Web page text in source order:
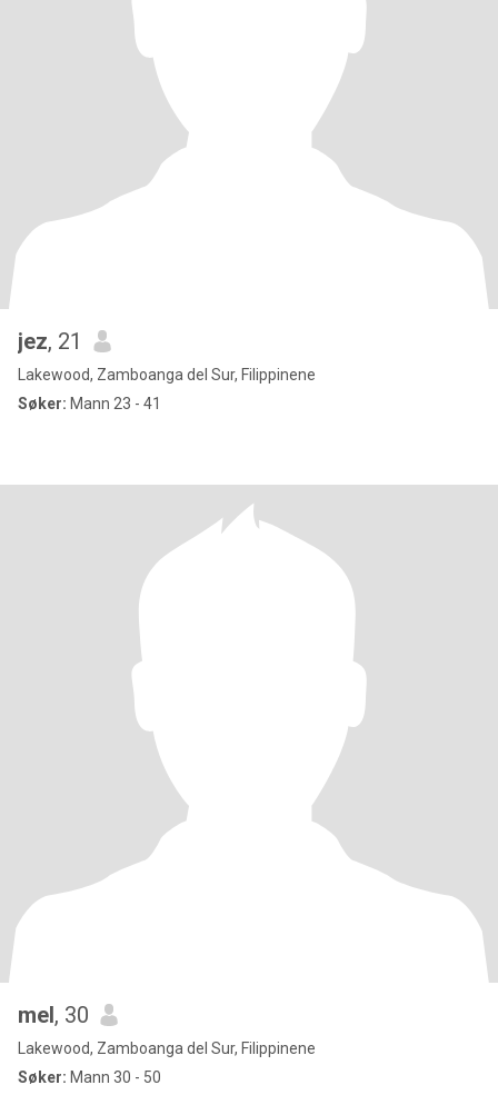
jez, 21
Lakewood, Zamboanga del Sur, Filippinene
Søker: Mann 23 - 41
mel, 30
Lakewood, Zamboanga del Sur, Filippinene
Søker: Mann 30 - 50